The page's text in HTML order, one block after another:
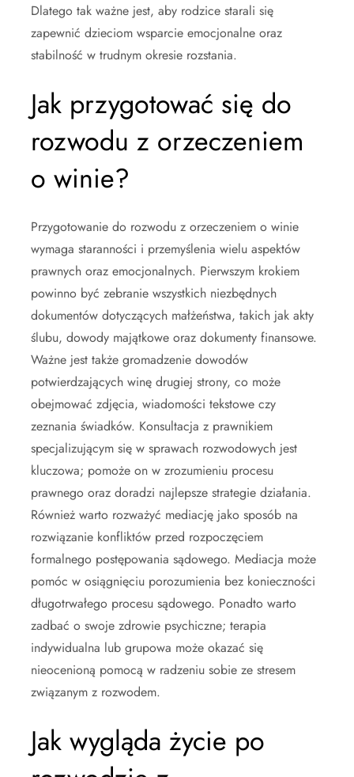
Dlatego tak ważne jest, aby rodzice starali się
zapewnić dzieciom wsparcie emocjonalne oraz
stabilność w trudnym okresie rozstania.
Jak przygotować się do
rozwodu z orzeczeniem
o winie?
Przygotowanie do rozwodu z orzeczeniem o winie
wymaga staranności i przemyślenia wielu aspektów
prawnych oraz emocjonalnych. Pierwszym krokiem
powinno być zebranie wszystkich niezbędnych
dokumentów dotyczących małżeństwa, takich jak akty
ślubu, dowody majątkowe oraz dokumenty finansowe.
Ważne jest także gromadzenie dowodów
potwierdzających winę drugiej strony, co może
obejmować zdjęcia, wiadomości tekstowe czy
zeznania świadków. Konsultacja z prawnikiem
specjalizującym się w sprawach rozwodowych jest
kluczowa; pomoże on w zrozumieniu procesu
prawnego oraz doradzi najlepsze strategie działania.
Również warto rozważyć mediację jako sposób na
rozwiązanie konfliktów przed rozpoczęciem
formalnego postępowania sądowego. Mediacja może
pomóc w osiągnięciu porozumienia bez konieczności
długotrwałego procesu sądowego. Ponadto warto
zadbać o swoje zdrowie psychiczne; terapia
indywidualna lub grupowa może okazać się
nieocenioną pomocą w radzeniu sobie ze stresem
związanym z rozwodem.
Jak wygląda życie po